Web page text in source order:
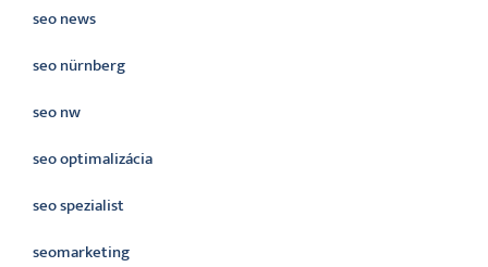
seo news
seo nürnberg
seo nw
seo optimalizácia
seo spezialist
seomarketing